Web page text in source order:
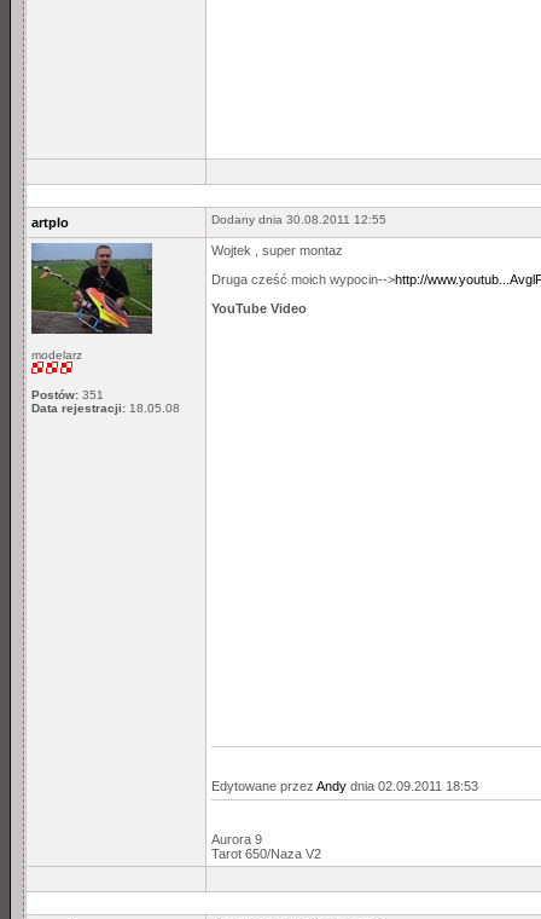
artplo Dodany dnia 30.08.2011 12:55
modelarz
Postów: 351
Data rejestracji: 18.05.08
Wojtek , super montaz
Druga cześć moich wypocin-->http://
YouTube Video
Edytowane przez Andy dnia 02.09.2011 18:53
Aurora 9
Tarot 650/Naza V2